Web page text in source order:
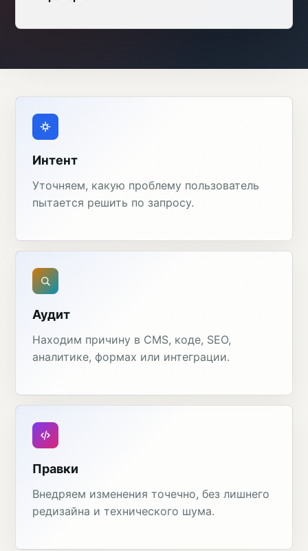
Интент
Уточняем, какую проблему пользователь
пытается решить по запросу.
Аудит
Находим причину в CMS, коде, SEO,
аналитике, формах или интеграции.
Правки
Внедряем изменения точечно, без лишнего
редизайна и технического шума.